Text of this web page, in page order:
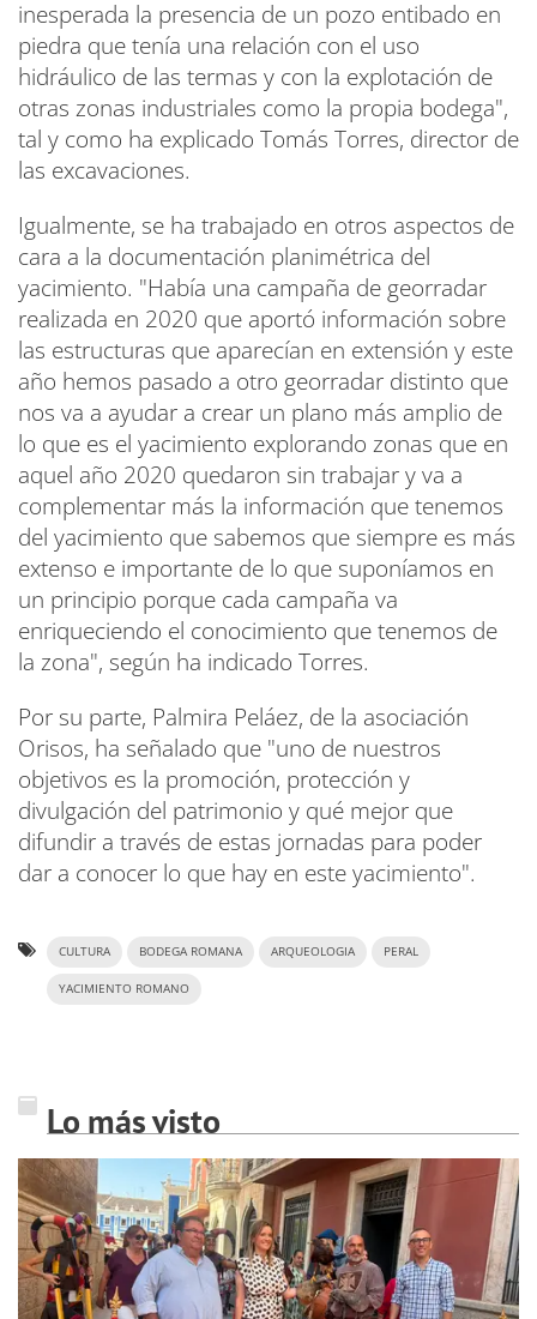
inesperada la presencia de un pozo entibado en
piedra que tenía una relación con el uso
hidráulico de las termas y con la explotación de
otras zonas industriales como la propia bodega",
tal y como ha explicado Tomás Torres, director de
las excavaciones.
Igualmente, se ha trabajado en otros aspectos de
cara a la documentación planimétrica del
yacimiento. "Había una campaña de georradar
realizada en 2020 que aportó información sobre
las estructuras que aparecían en extensión y este
año hemos pasado a otro georradar distinto que
nos va a ayudar a crear un plano más amplio de
lo que es el yacimiento explorando zonas que en
aquel año 2020 quedaron sin trabajar y va a
complementar más la información que tenemos
del yacimiento que sabemos que siempre es más
extenso e importante de lo que suponíamos en
un principio porque cada campaña va
enriqueciendo el conocimiento que tenemos de
la zona", según ha indicado Torres.
Por su parte, Palmira Peláez, de la asociación
Orisos, ha señalado que "uno de nuestros
objetivos es la promoción, protección y
divulgación del patrimonio y qué mejor que
difundir a través de estas jornadas para poder
dar a conocer lo que hay en este yacimiento".
CULTURA BODEGA ROMANA ARQUEOLOGIA PERAL
YACIMIENTO ROMANO
Lo más visto